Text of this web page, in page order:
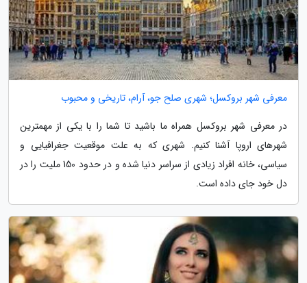
معرفی شهر بروکسل؛ شهری صلح جو، آرام، تاریخی و محبوب
در معرفی شهر بروکسل همراه ما باشید تا شما را با یکی از مهمترین
شهرهای اروپا آشنا کنیم. شهری که به علت موقعیت جغرافیایی و
سیاسی، خانه افراد زیادی از سراسر دنیا شده و در حدود 150 ملیت را در
دل خود جای داده است.